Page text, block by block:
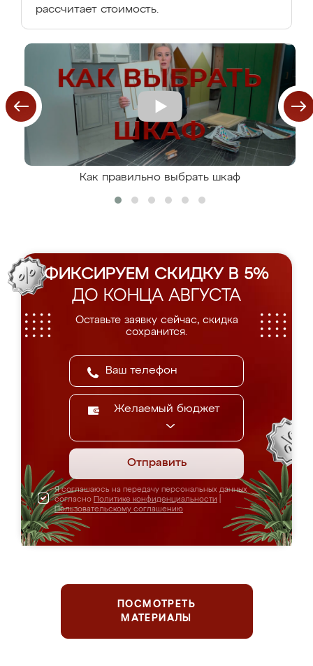
рассчитает стоимость.
Как правильно выбрать шкаф
ФИКСИРУЕМ СКИДКУ В 5%
ДО КОНЦА АВГУСТА
Оставьте заявку сейчас, скидка
сохранится.
Желаемый бюджет
Отправить
Я соглашаюсь на передачу персональных данных
согласно Политике конфиденциальности
Пользовательскому соглашению
ПОСМОТРЕТЬ
МАТЕРИАЛЫ